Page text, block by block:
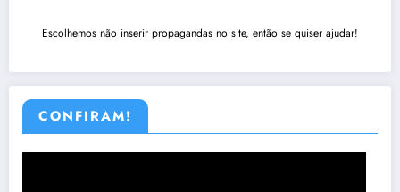
Escolhemos não inserir propagandas no site, então se quiser ajudar!
CONFIRAM!